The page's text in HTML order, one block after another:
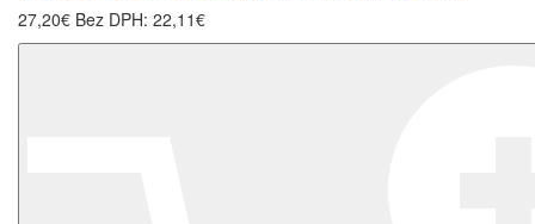
27,20€ Bez DPH: 22,11€